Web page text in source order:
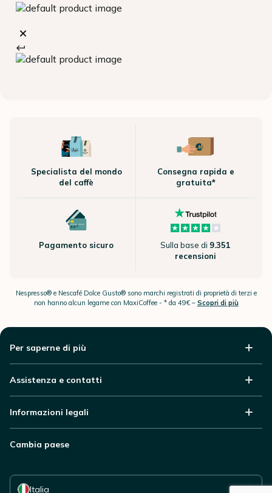
Specialista del mondo
del caffè
Consegna rapida e
gratuita*
Pagamento sicuro Sulla base di 9.351
recensioni
Nespresso® e Nescafé Dolce Gusto® sono marchi registrati di proprietà di terzi e
non hanno alcun legame con MaxiCoffee - * da 49€ – Scopri di più
Per saperne di più
Assistenza e contatti
Informazioni legali
Cambia paese
Italia
Seleziona il tuo paese